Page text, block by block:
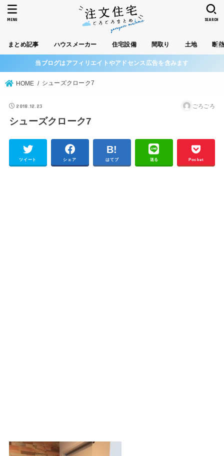
まとめ記事 ハウスメーカー 住宅設備 間取り 土地 断
SEARCH
MENU
当ブログはアフィリエイトやアドセンス広告を含みます
HOME シューズクローク7
2018.12.23 ごろごろ
シューズクローク7
ツイート シェア はてブ 送る Pocket